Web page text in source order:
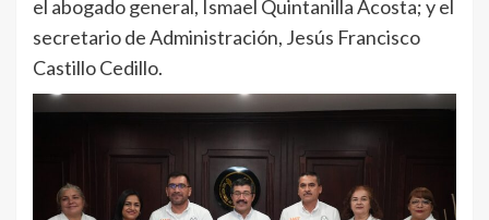
el abogado general, Ismael Quintanilla Acosta; y el
secretario de Administración, Jesús Francisco
Castillo Cedillo.